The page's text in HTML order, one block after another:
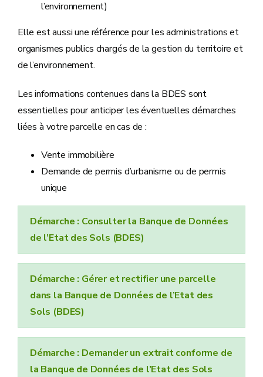
l’environnement)
Elle est aussi une référence pour les administrations et
organismes publics chargés de la gestion du territoire et
de l’environnement.
Les informations contenues dans la BDES sont
essentielles pour anticiper les éventuelles démarches
liées à votre parcelle en cas de :
Vente immobilière
Demande de permis d’urbanisme ou de permis
unique
Démarche : Consulter la Banque de Données
de l’Etat des Sols (BDES)
Démarche : Gérer et rectifier une parcelle
dans la Banque de Données de l’Etat des
Sols (BDES)
Démarche : Demander un extrait conforme de
la Banque de Données de l’Etat des Sols